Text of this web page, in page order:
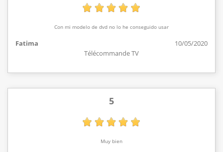
Con mi modelo de dvd no lo he conseguido usar
Fatima
10/05/2020
Télécommande TV
5
Muy bien